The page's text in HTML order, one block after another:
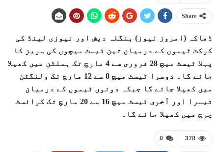
Share
ڈھاکہ (امروز نیوز) بنگلہ دیش اور نیوزی لینڈ کی
کرکٹ ٹیموں کے درمیان تین ٹیسٹ میچوں کی سریز کا
پہلا ٹیسٹ میچ 28 فروری سے 4 مارچ تک ہملٹن میں کھیلا
جائے گا۔ دوسرا ٹیسٹ میچ 8 سے 12 مارچ تک ولنگٹن
میں کھیلا جائے گا جبکہ دونوں ٹیموں کے درمیان
تیسرا اور آخری ٹیسٹ میچ 16 سے 20 مارچ تک کرائسٹ
چرچ میں کھیلا جائے گا۔
0 378